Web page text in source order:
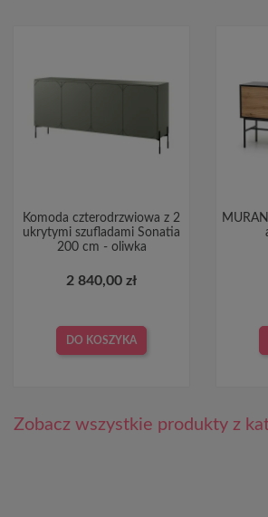
Komoda czterodrzwiowa z 2
ukrytymi szufladami Sonatia
200 cm - oliwka
2 840,00 zł
DO KOSZYKA
Zobacz wszystkie produkty z